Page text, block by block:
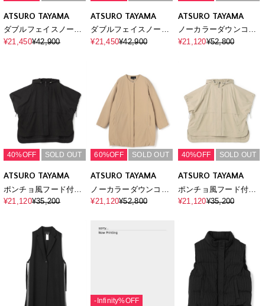
ATSURO TAYAMA
ダブルフェイスノーカ
ラーコート
¥21,450¥42,900
ATSURO TAYAMA
ダブルフェイスノーカ
ラーコート
¥21,450¥42,900
ATSURO TAYAMA
ノーカラーダウンコー
ト
¥21,120¥52,800
40%OFF SOLD OUT
ATSURO TAYAMA
ポンチョ風フード付き
ベスト
¥21,120¥35,200
60%OFF SOLD OUT
ATSURO TAYAMA
ノーカラーダウンコー
ト
¥21,120¥52,800
40%OFF SOLD OUT
ATSURO TAYAMA
ポンチョ風フード付き
ベスト
¥21,120¥35,200
-Infinity%OFF